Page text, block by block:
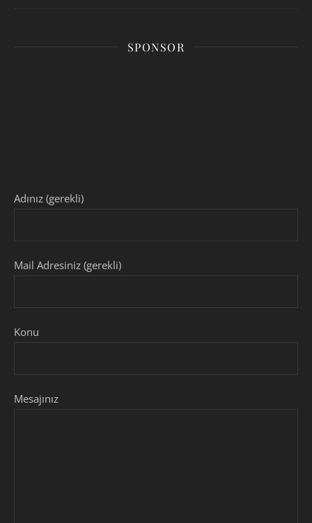
SPONSOR
Adınız (gerekli)
Mail Adresiniz (gerekli)
Konu
Mesajınız